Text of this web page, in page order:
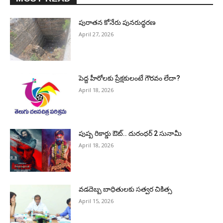
పురాత‌న కోనేరు పున‌రుద్ధ‌ర‌ణ
April 27, 2026
పెద్ద హీరోల‌కు ప్రేక్ష‌కులంటే గౌర‌వం లేదా?
April 18, 2026
పుష్ప రికార్డు ఔట్‌.. దురంధ‌ర్ 2 సునామీ
April 18, 2026
వడదెబ్బ బాధితులకు సత్వర చికిత్స
April 15, 2026